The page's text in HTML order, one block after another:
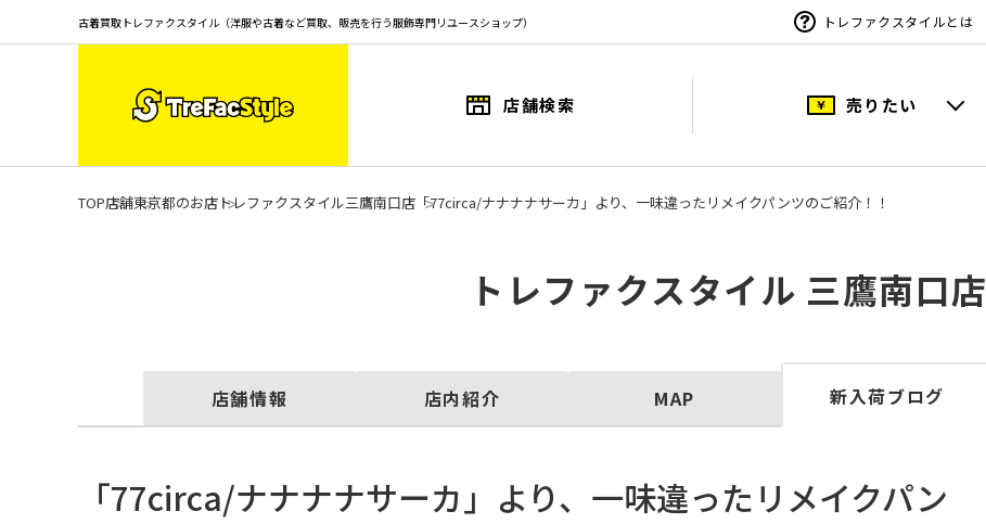
古着買取トレファクスタイル（洋服や古着など買取、販売を行う服飾専門リユースショップ） トレファクスタイルとは
店舗検索 売りたい
TOP店舗東京都のお店 トレファクスタイル三鷹南口店 「77circa/ナナナナサーカ」より、一味違ったリメイクパンツのご紹介！！
トレファクスタイル 三鷹南口店
店舗情報 店内紹介 MAP 新入荷ブログ
「77circa/ナナナナサーカ」より、一味違ったリメイクパン